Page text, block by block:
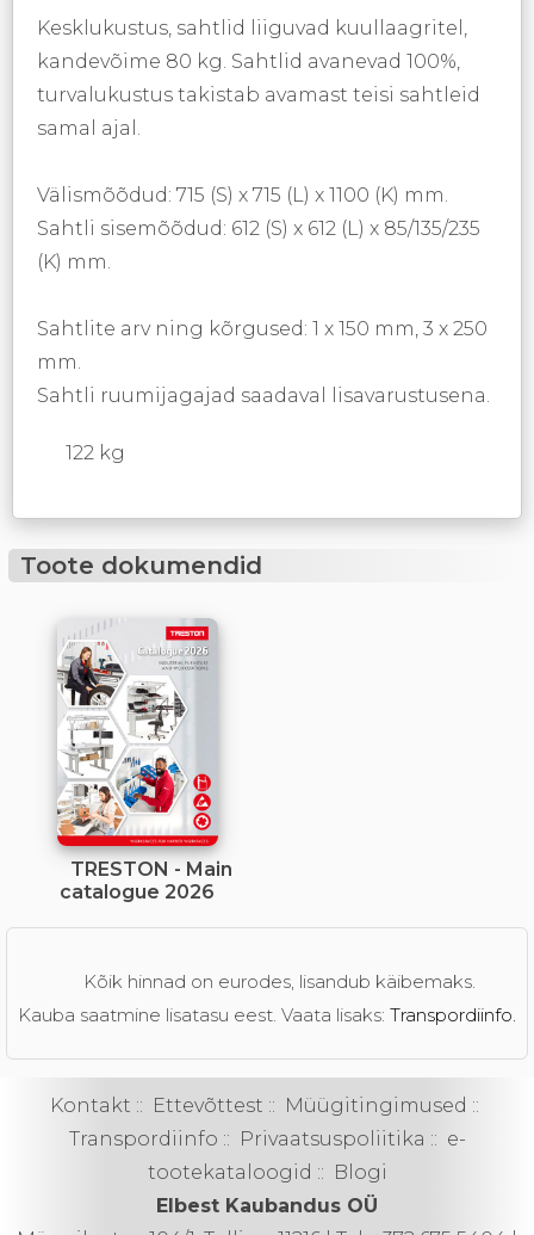
Kesklukustus, sahtlid liiguvad kuullaagritel,
kandevõime 80 kg. Sahtlid avanevad 100%,
turvalukustus takistab avamast teisi sahtleid
samal ajal.
Välismõõdud: 715 (S) x 715 (L) x 1100 (K) mm.
Sahtli sisemõõdud: 612 (S) x 612 (L) x 85/135/235
(K) mm.
Sahtlite arv ning kõrgused: 1 x 150 mm, 3 x 250
mm.
Sahtli ruumijagajad saadaval lisavarustusena.
122 kg
Toote dokumendid
TRESTON - Main
catalogue 2026
Kõik hinnad on eurodes, lisandub käibemaks.
Kauba saatmine lisatasu eest. Vaata lisaks: Transpordiinfo.
Kontakt :: Ettevõttest :: Müügitingimused ::
Transpordiinfo :: Privaatsuspoliitika :: e-
tootekataloogid :: Blogi
Elbest Kaubandus OÜ